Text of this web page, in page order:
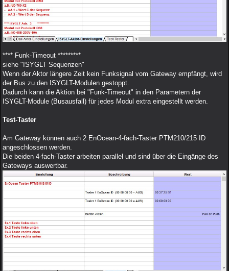
**** Funk-Timeout *********
siehe "ISYGLT Sequenzen"
Wenn der Aktor längere Zeit kein Funksignal vom Gateway empfängt, wird
der Bus zu den ISYGLT-Modulen gestoppt.
Dadurch kann die Aktion bei "Funk-Timeout" in den Parametern der
ISYGLT-Module (Busausfall) für jedes Modul extra eingestellt werden.
Test-Taster
Am Gateway können auch 2 EnOcean-4-fach-Taster PTM210/215 ID
angeschlossen werden.
Die beiden 4-fach-Taster arbeiten parallel und sind über die Eingänge des
Gateways auswertbar.